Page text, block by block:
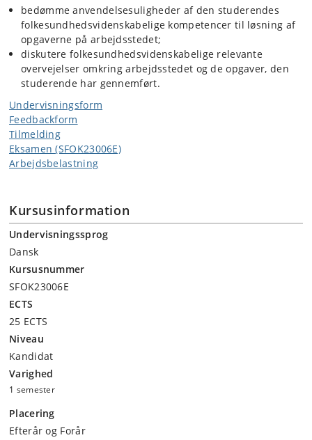
3 25 45 18
bedømme anvendelsesuligheder af den studerendes
folkesundhedsvidenskabelige kompetencer til løsning af
opgaverne på arbejdsstedet;
diskutere folkesundhedsvidenskabelige relevante
overvejelser omkring arbejdsstedet og de opgaver, den
studerende har gennemført.
Undervisningsform
Feedbackform
Tilmelding
Eksamen (SFOK23006E)
Arbejdsbelastning
Kursusinformation
Undervisningssprog
Dansk
Kursusnummer
SFOK23006E
ECTS
25 ECTS
Niveau
Kandidat
Varighed
1 semester
Placering
Efterår og Forår